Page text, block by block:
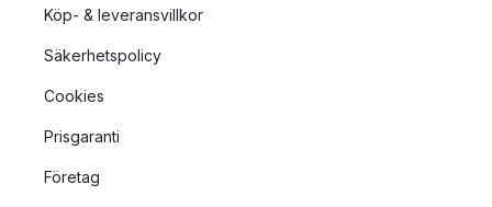
Köp- & leveransvillkor
Säkerhetspolicy
Cookies
Prisgaranti
Företag